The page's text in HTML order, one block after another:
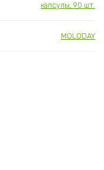
капсулы, 90 шт.
MOLODAY